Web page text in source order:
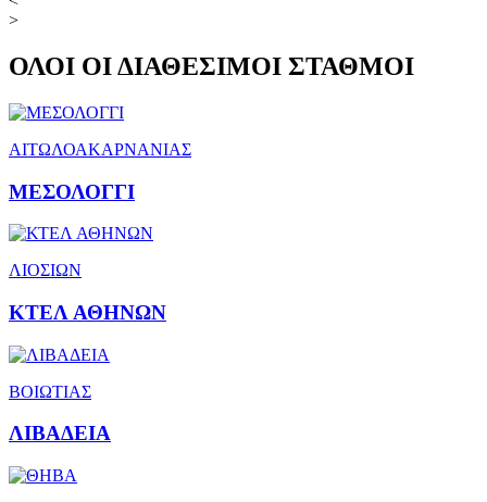
>
ΟΛΟΙ ΟΙ ΔΙΑΘΕΣΙΜΟΙ ΣΤΑΘΜΟΙ
ΑΙΤΩΛΟΑΚΑΡΝΑΝΙΑΣ
ΜΕΣΟΛΟΓΓΙ
ΛΙΟΣΙΩΝ
ΚΤΕΛ ΑΘΗΝΩΝ
ΒΟΙΩΤΙΑΣ
ΛΙΒΑΔΕΙΑ